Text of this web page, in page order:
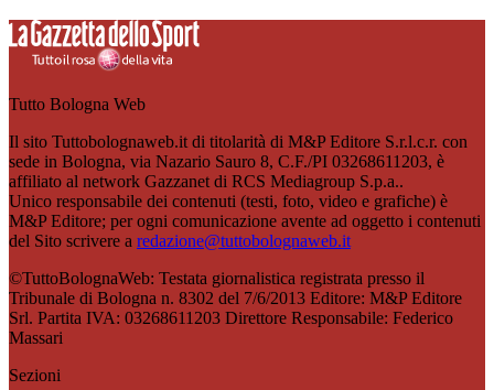
Tutto Bologna Web
Il sito Tuttobolognaweb.it di titolarità di M&P Editore S.r.l.c.r. con
sede in Bologna, via Nazario Sauro 8, C.F./PI 03268611203, è
affiliato al network Gazzanet di RCS Mediagroup S.p.a..
Unico responsabile dei contenuti (testi, foto, video e grafiche) è
M&P Editore; per ogni comunicazione avente ad oggetto i contenuti
del Sito scrivere a redazione@tuttobolognaweb.it
©TuttoBolognaWeb: Testata giornalistica registrata presso il
Tribunale di Bologna n. 8302 del 7/6/2013 Editore: M&P Editore
Srl. Partita IVA: 03268611203 Direttore Responsabile: Federico
Massari
Sezioni